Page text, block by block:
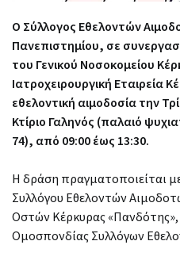
Ο Σύλλογος Εθελοντών
Πανεπιστημίου, σε
του Γενικού Νοσοκομείου
Ιατροχειρουργική Εταιρεία
εθελοντική αιμοδοσία την
Κτίριο Γαληνός (παλαιό
74), από 09:00 έως 13:30.
Η δράση πραγματοποιείται
Συλλόγου Εθελοντών
Οστών Κέρκυρας «Πανδότης»,
Ομοσπονδίας Συλλόγων